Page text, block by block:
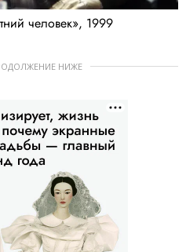
человек», 1999
НИЖЕ